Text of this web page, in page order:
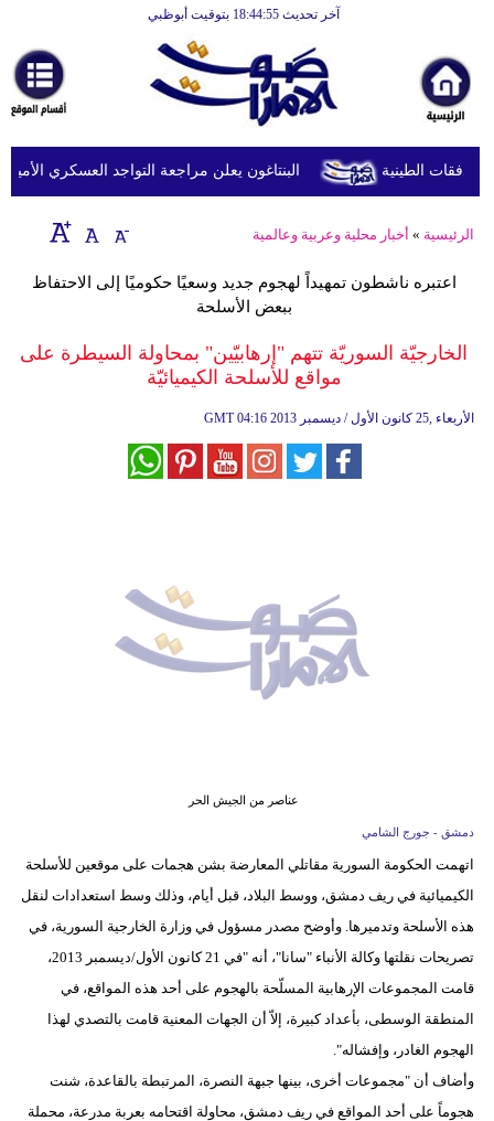
آخر تحديث 18:44:55 بتوقيت أبوظبي
أخبارعاجلة
رياضة
ثقافة
إقتصاد
أزياء
علوم
وتكنولوجيا
فيديو
البنتاغون يعلن مراجعة التواجد العسكري
الرئيسية » أخبار محلية وعربية وعالمية
اعتبره ناشطون تمهيداً لهجوم جديد وسعيًا حكوميًا إلى الاحتفاظ
ببعض الأسلحة
الخارجيّة السوريّة تتهم "إرهابيّين" بمحاولة السيطرة على
مواقع للأسلحة الكيميائيّة
GMT 04:16 2013 الأربعاء ,25 كانون الأول / ديسمبر
عناصر من الجيش الحر
دمشق - جورج الشامي
اتهمت الحكومة السورية مقاتلي المعارضة بشن هجمات على موقعين للأسلحة
الكيميائية في ريف دمشق، ووسط البلاد، قبل أيام، وذلك وسط استعدادات لنقل
هذه الأسلحة وتدميرها. وأوضح مصدر مسؤول في وزارة الخارجية السورية، في
تصريحات نقلتها وكالة الأنباء "سانا"، أنه "في 21 كانون الأول/ديسمبر 2013،
قامت المجموعات الإرهابية المسلّحة بالهجوم على أحد هذه المواقع، في
المنطقة الوسطى، بأعداد كبيرة، إلاّ أن الجهات المعنية قامت بالتصدي لهذا
الهجوم الغادر، وإفشاله".
وأضاف أن "مجموعات أخرى، بينها جبهة النصرة، المرتبطة بالقاعدة، شنت
هجوماً على أحد المواقع في ريف دمشق، محاولة اقتحامه بعربة مدرعة، محملة